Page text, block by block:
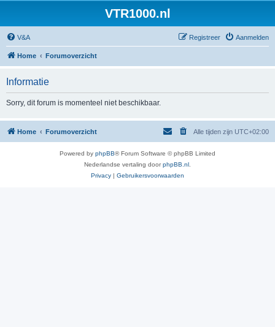
VTR1000.nl
V&A Aanmelden
Registreer
Home Forumoverzicht
Informatie
Sorry, dit forum is momenteel niet beschikbaar.
Home Forumoverzicht Alle tijden zijn UTC+02:00
Powered by phpBB® Forum Software © phpBB Limited
Nederlandse vertaling doorphpBB.nl
Privacy | Gebruikersvoorwaarden